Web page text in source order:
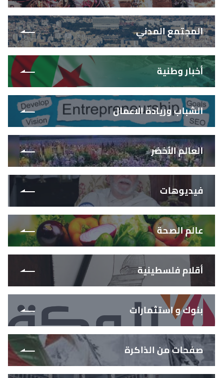
المجتمع المدني
أخبار وطنية
الشباب وريادة الاعمال
العالم الأخضر
فيديوهات
عالم الصحة
أقلام فلسطينية
بنوك و استثمارات
صفحات من الذاكرة